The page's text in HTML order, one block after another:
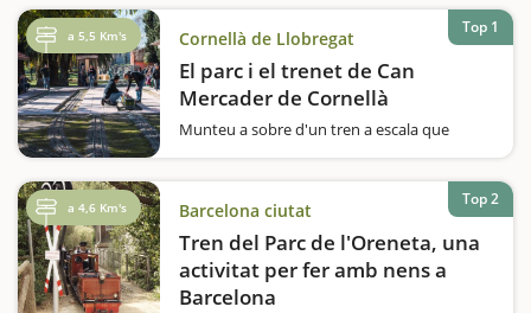
a 5,5 Km's Cornellà de Llobregat
El parc i el trenet de Can
Mercader de Cornellà
Munteu a sobre d'un tren a escala que
ferrocarril a escala? El Parc de Can Mercader,
que es va inaugurar el 1987, acull des…
Top 1
a 4,6 Km's Barcelona ciutat
Tren del Parc de l'Oreneta, una
activitat per fer amb nens a
Barcelona
Top 2